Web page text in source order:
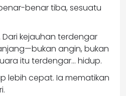
benar tiba, sesuatu
kejauhan terdengar
angin, bukan
itu terdengar… hidup.
lebih cepat. Ia mematikan